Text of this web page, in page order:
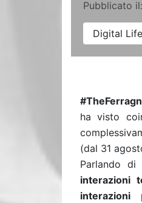
Pubblicato il:
Digital Life
ha visto
(dal 31
Parlando di
interazioni
interazioni